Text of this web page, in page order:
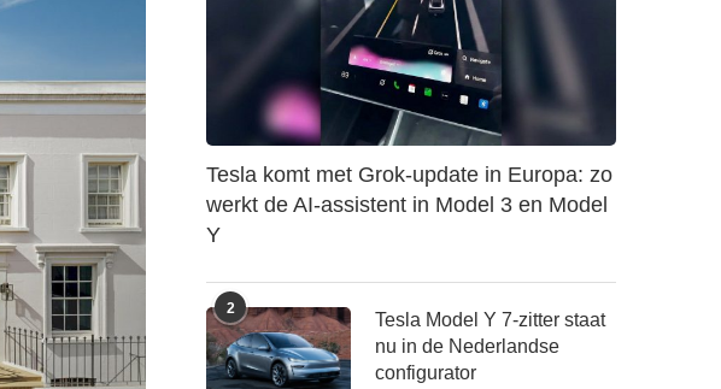
Tesla komt met Grok-update in Europa: zo
werkt de AI-assistent in Model 3 en Model
Y
2
Tesla Model Y 7-zitter staat
nu in de Nederlandse
configurator